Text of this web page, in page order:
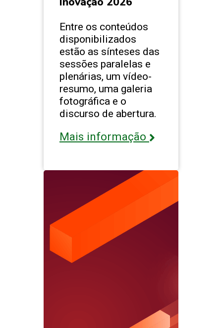
Entre os conteúdos
disponibilizados
estão as sínteses das
sessões paralelas e
plenárias, um vídeo-
resumo, uma galeria
fotográfica e o
discurso de abertura.
Mais informação